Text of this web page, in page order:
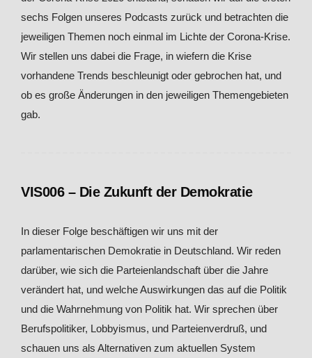
sechs Folgen unseres Podcasts zurück und betrachten die
jeweiligen Themen noch einmal im Lichte der Corona-Krise.
Wir stellen uns dabei die Frage, in wiefern die Krise
vorhandene Trends beschleunigt oder gebrochen hat, und
ob es große Änderungen in den jeweiligen Themengebieten
gab.
VIS006 – Die Zukunft der Demokratie
In dieser Folge beschäftigen wir uns mit der
parlamentarischen Demokratie in Deutschland. Wir reden
darüber, wie sich die Parteienlandschaft über die Jahre
verändert hat, und welche Auswirkungen das auf die Politik
und die Wahrnehmung von Politik hat. Wir sprechen über
Berufspolitiker, Lobbyismus, und Parteienverdruß, und
schauen uns als Alternativen zum aktuellen System